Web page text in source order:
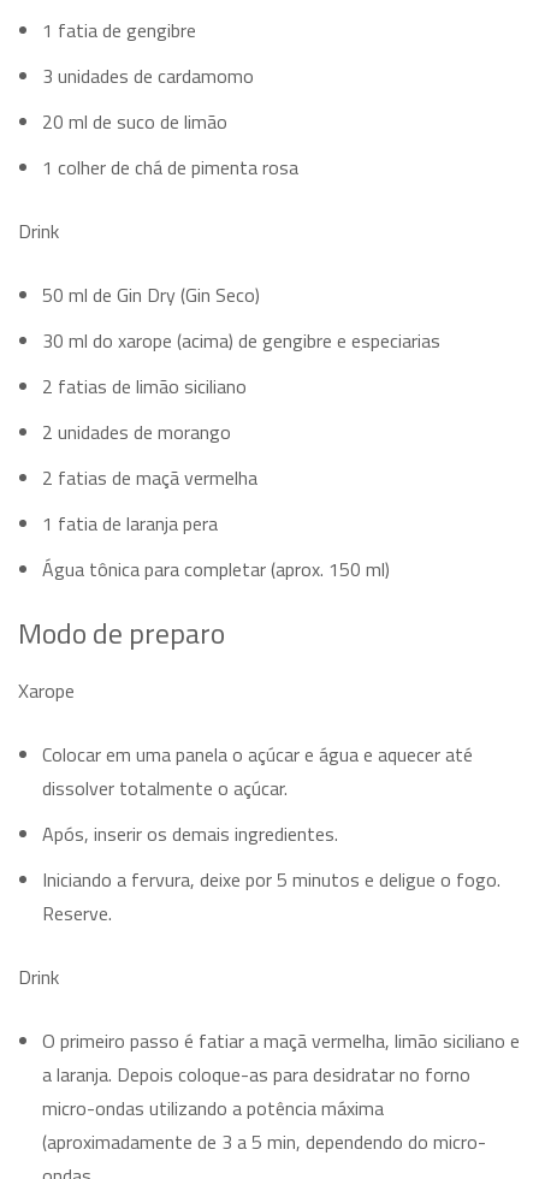
1 fatia de gengibre
3 unidades de cardamomo
20 ml de suco de limão
1 colher de chá de pimenta rosa
Drink
50 ml de Gin Dry (Gin Seco)
30 ml do xarope (acima) de gengibre e especiarias
2 fatias de limão siciliano
2 unidades de morango
2 fatias de maçã vermelha
1 fatia de laranja pera
Água tônica para completar (aprox. 150 ml)
Modo de preparo
Xarope
Colocar em uma panela o açúcar e água e aquecer até
dissolver totalmente o açúcar.
Após, inserir os demais ingredientes.
Iniciando a fervura, deixe por 5 minutos e deligue o fogo.
Reserve.
Drink
O primeiro passo é fatiar a maçã vermelha, limão siciliano e
a laranja. Depois coloque-as para desidratar no forno
micro-ondas utilizando a potência máxima
(aproximadamente de 3 a 5 min, dependendo do micro-